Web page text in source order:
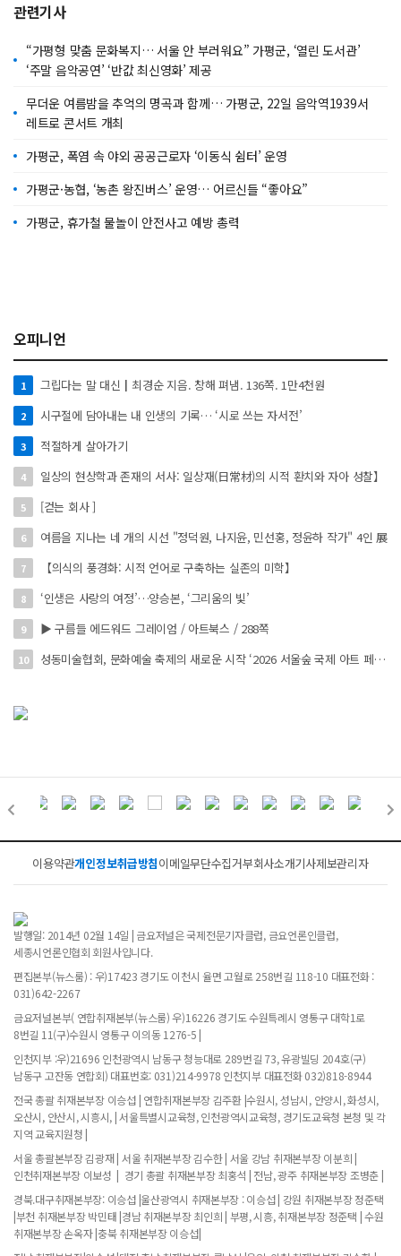
관련기사
“가평형 맞춤 문화복지… 서울 안 부러워요” 가평군, ‘열린 도서관’
‘주말 음악공연’ ‘반값 최신영화’ 제공
무더운 여름밤을 추억의 명곡과 함께… 가평군, 22일 음악역1939서
레트로 콘서트 개최
가평군, 폭염 속 야외 공공근로자 ‘이동식 쉼터’ 운영
가평군·농협, ‘농촌 왕진버스’ 운영… 어르신들 “좋아요”
가평군, 휴가철 물놀이 안전사고 예방 총력
오피니언
1 그립다는 말 대신┃최경순 지음. 창해 펴냄. 136쪽. 1만4천원
2 시구절에 담아내는 내 인생의 기록… ‘시로 쓰는 자서전’
3 적절하게 살아가기
4 일상의 현상학과 존재의 서사: 일상재(日常材)의 시적 환치와 자아 성찰】
5 [걷는 회사 ]
6 여름을 지나는 네 개의 시선 "정덕원, 나지윤, 민선홍, 정윤하 작가" 4인 展
7 【의식의 풍경화: 시적 언어로 구축하는 실존의 미학】
8 ‘인생은 사랑의 여정’…양승본, ‘그리움의 빛’
9 ▶ 구름들 에드워드 그레이엄 / 아트북스 / 288쪽
10 성동미술협회, 문화예술 축제의 새로운 시작 ‘2026 서울숲 국제 아트 페스타’ 개최
이용약관개인정보취급방침이메일무단수집거부회사소개기사제보관리자
발행일: 2014년 02월 14일 | 금요저널은 국제전문기자클럽, 금요언론인클럽,
세종시언론인협회 회원사입니다.
편집본부(뉴스룸) : 우)17423 경기도 이천시 율면 고월로 258번길 118-10 대표전화 :
031)642-2267
금요저널본부( 연합취재본부(뉴스룸) 우)16226 경기도 수원특례시 영통구 대학1로
8번길 11(구)수원시 영통구 이의동 1276-5 |
인천지부 :우)21696 인천광역시 남동구 청능대로 289번길 73, 유광빌딩 204호(구)
남동구 고잔동 연합회) 대표번호: 031)214-9978 인천지부 대표전화 032)818-8944
전국 총괄 취재본부장 이승섭 | 연합취재본부장 김주환 |수원시, 성남시, 안양시, 화성시,
오산시, 안산시, 시흥시, | 서울특별시교육청, 인천광역시교육청, 경기도교육청 본청 및 각
지역 교육지원청 |
서울 총괄본부장 김광재 | 서울 취재본부장 김수한 | 서울 강남 취재본부장 이분희 |
인천취재본부장 이보성 | 경기 총괄 취재본부장 최홍석 | 전남, 광주 취재본부장 조병춘 |
경북.대구취재본부장: 이승섭 |울산광역시 취재본부장 : 이승섭 | 강원 취재본부장 정준택
|부천 취재본부장 박민태 |경남 취재본부장 최인희 | 부평, 시흥, 취재본부장 정준택 | 수원
취재본부장 손옥자 |충북 취재본부장 이승섭|